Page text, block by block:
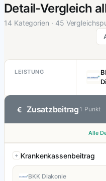
Detail-Vergleich
14 Kategorien · 45
LEISTUNG
€ Zusatzbeitrag 1 Punkt
Alle
Krankenkassenbeitrag
BKK Diakonie